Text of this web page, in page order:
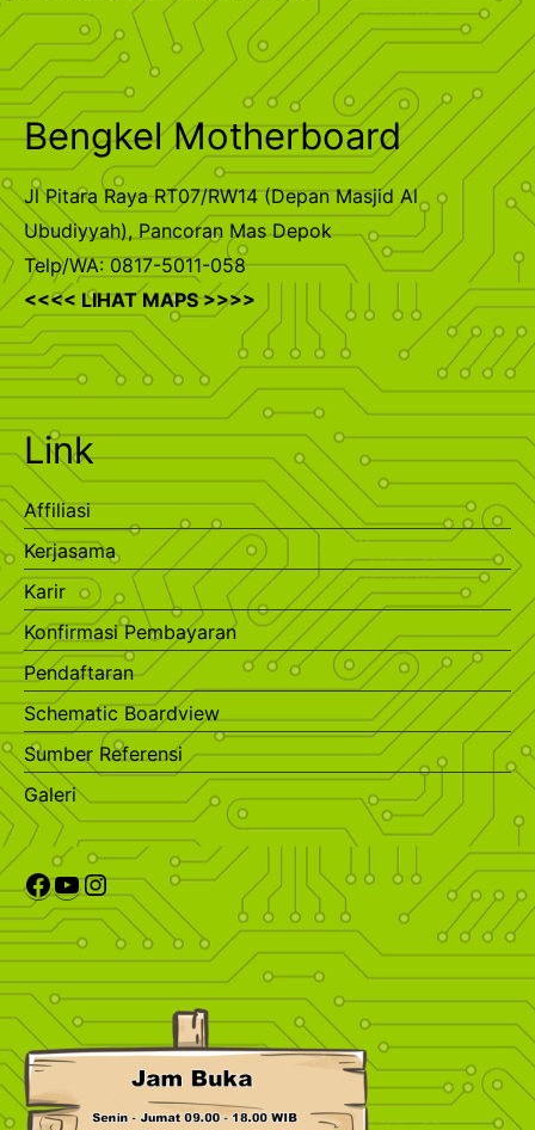
Bengkel Motherboard
Jl Pitara Raya RT07/RW14 (Depan Masjid Al
Ubudiyyah), Pancoran Mas Depok
Telp/WA: 0817-5011-058
<<<< LIHAT MAPS >>>>
Link
Affiliasi
Kerjasama
Karir
Konfirmasi Pembayaran
Pendaftaran
Schematic Boardview
Sumber Referensi
Galeri